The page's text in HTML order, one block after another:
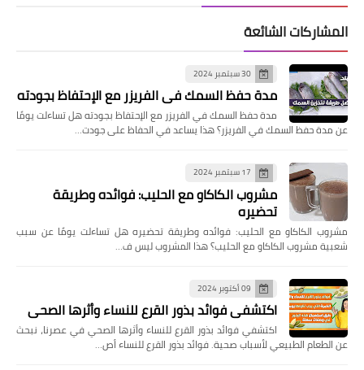
المشاركات الشائعة
30 سبتمبر 2024
مدة حفظ السمك في الفريزر مع الإحتفاظ بجودته
مدة حفظ السمك في الفريزر مع الإحتفاظ بجودته هل تساءلت يومًا
عن مدة حفظ السمك في الفريزر؟ هذا يساعد في الحفاظ على جودت…
17 سبتمبر 2024
مشروب الكاكاو مع الحليب: فوائده وطريقة
تحضيره
مشروب الكاكاو مع الحليب: فوائده وطريقة تحضيره هل تساءلت يومًا عن سبب
شعبية مشروب الكاكاو مع الحليب؟ هذا المشروب ليس ف…
09 أكتوبر 2024
اكتشفي فوائد بذور القرع للنساء وأثرها الصحي
اكتشفي فوائد بذور القرع للنساء وأثرها الصحي في عصرنا، نبحث
عن الطعام الطبيعي لأسباب صحية. فوائد بذور القرع للنساء أص…